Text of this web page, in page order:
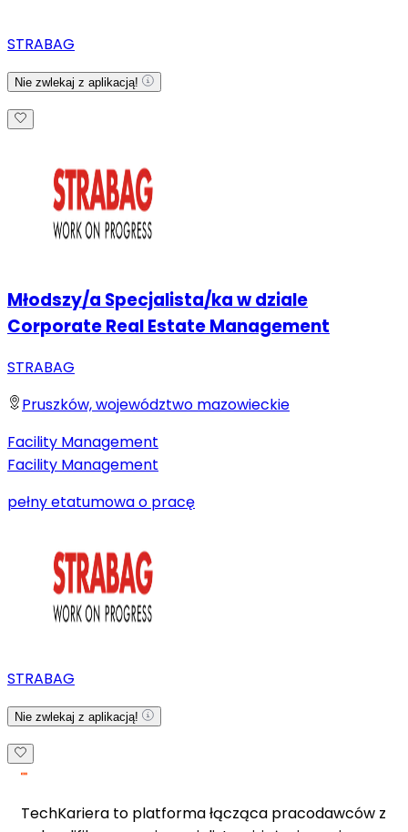
STRABAG
Nie zwlekaj z aplikacją!
Młodszy/a Specjalista/ka w dziale
Corporate Real Estate Management
STRABAG
Pruszków, województwo mazowieckie
Facility Management
Facility Management
pełny etatumowa o pracę
STRABAG
Nie zwlekaj z aplikacją!
TechKariera to platforma łącząca pracodawców z